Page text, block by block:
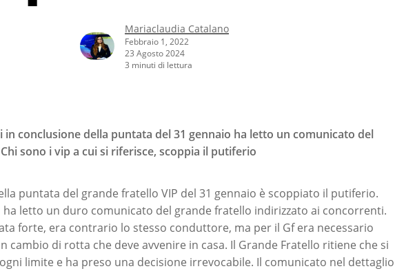
Mariaclaudia Catalano
Febbraio 1, 2022
23 Agosto 2024
3 minuti di lettura
in conclusione della puntata del 31 gennaio ha letto un comunicato del
sono i vip a cui si riferisce, scoppia il putiferio
puntata del grande fratello VIP del 31 gennaio è scoppiato il putiferio.
letto un duro comunicato del grande fratello indirizzato ai concorrenti.
forte, era contrario lo stesso conduttore, ma per il Gf era necessario
cambio di rotta che deve avvenire in casa. Il Grande Fratello ritiene che si
limite e ha preso una decisione irrevocabile. Il comunicato nel dettaglio